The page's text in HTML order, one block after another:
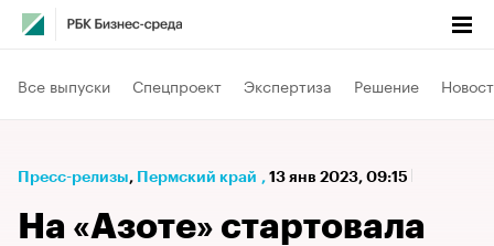
Все выпуски Спецпроект Экспертиза Решение
Пресс-релизы⁠, Пермский край , 13 янв 2023, 09:15
На «Азоте» стартовала